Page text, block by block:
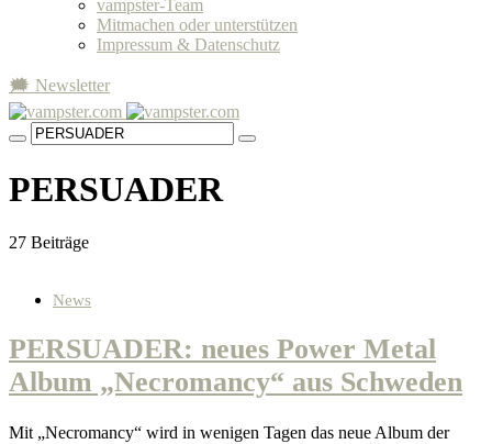
vampster-Team
Mitmachen oder unterstützen
Impressum & Datenschutz
🗯 Newsletter
PERSUADER
27 Beiträge
News
PERSUADER: neues Power Metal
Album „Necromancy“ aus Schweden
Mit „Necromancy“ wird in wenigen Tagen das neue Album der